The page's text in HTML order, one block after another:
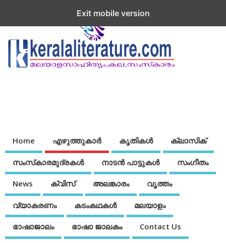
Home എഴുത്തുകാര്‍ കൃതികൾ ക്ലാസിക്
സംസ്‌കാരമുദ്രകള്‍ നാടന്‍ പാട്ടുകള്‍ സംഗീതം
News ക്വിസ് അലങ്കാരം വൃത്തം
വ്യാകരണം കടംകഥകള്‍ മലയാളം
ഭാഷാജാലം ഭാഷാ ജാലകം Contact Us
Exit mobile version